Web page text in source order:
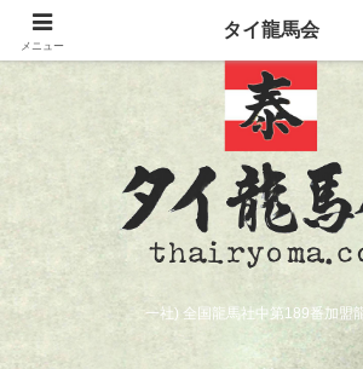
一社) 全国龍馬社中第189番加盟
メニュー
タイ龍馬会